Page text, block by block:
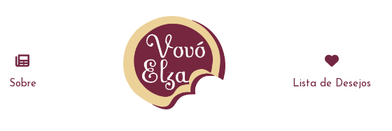
Sobre Lista de Desejos